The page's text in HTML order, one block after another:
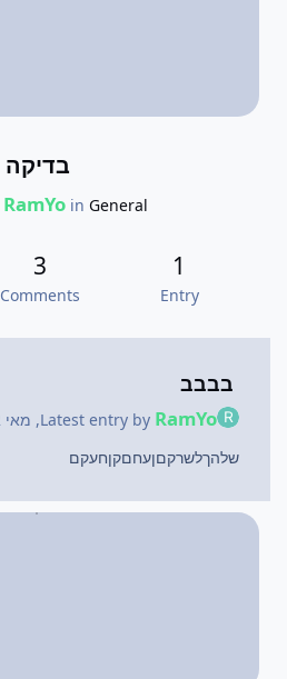
בדיקה
RamYoin General
1
Entry
3
Comments
בבבב
Latest entry by RamYo
, מאי 22
שלהךלשרקםןעחםקןחעקם